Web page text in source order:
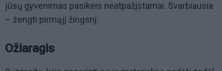
jūsų gyvenimas pasikeis neatpažįstamai. Svarbiausia
– žengti pirmąjį žingsnį.
Ožiaragis